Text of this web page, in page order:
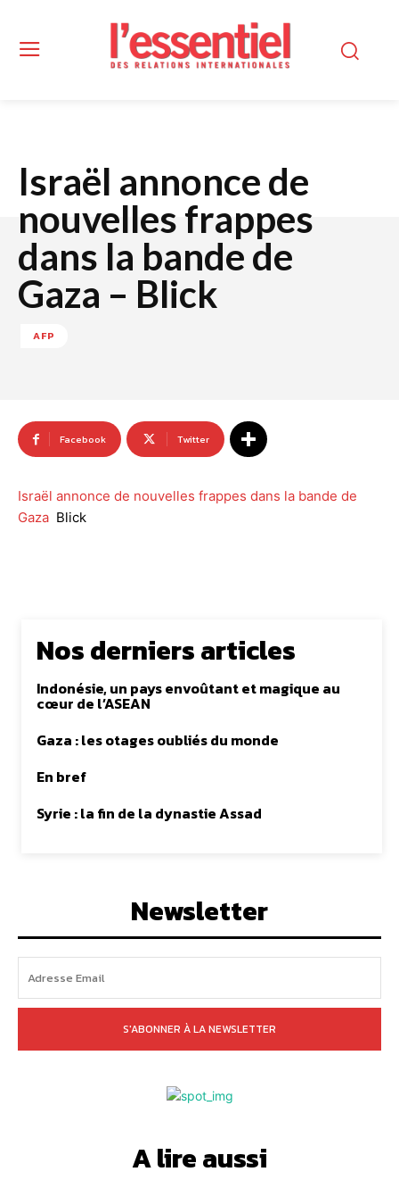
Israël annonce de
nouvelles frappes
dans la bande de
Gaza – Blick
AFP
Facebook Twitter
Israël annonce de nouvelles frappes dans la bande de
Gaza Blick
Nos derniers articles
Indonésie, un pays envoûtant et magique au
cœur de l’ASEAN
Gaza : les otages oubliés du monde
En bref
Syrie : la fin de la dynastie Assad
Newsletter
S'ABONNER À LA NEWSLETTER
A lire aussi